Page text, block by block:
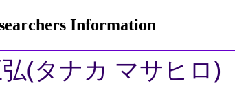
Information
(タナカ マサヒロ)